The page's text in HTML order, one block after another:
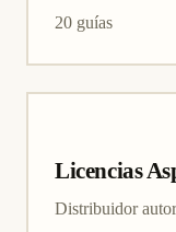
20 guías
Licencias
Distribuidor